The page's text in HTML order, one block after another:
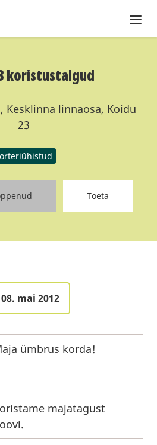
koristustalgud
Kesklinna linnaosa, Koidu
23
Toeta
mai 2012
ümbrus korda!
majatagust